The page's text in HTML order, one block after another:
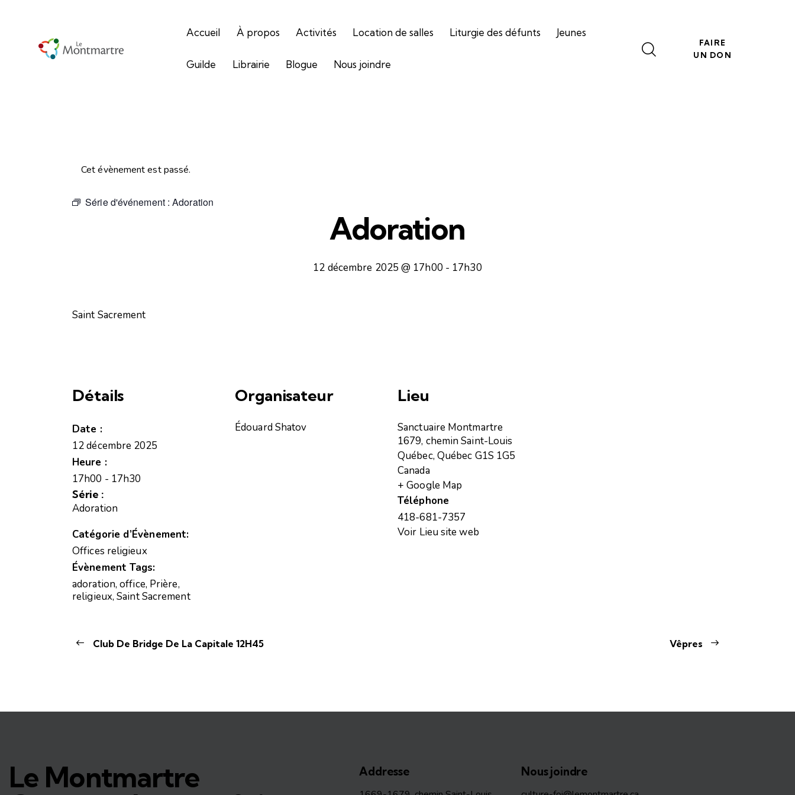
Accueil À propos Activités Location de salles Liturgie des défunts Jeunes
Guilde Librairie Blogue Nous joindre
FAIRE
UN DON
Cet évènement est passé.
Série d'événement :Adoration
Adoration
12 décembre 2025 @ 17h00 - 17h30
Saint Sacrement
Détails
Date :
12 décembre 2025
Heure :
17h00 - 17h30
Série :
Adoration
Catégorie d’Évènement:
Offices religieux
Évènement Tags:
adoration,office, Prière,
religieux,Saint Sacrement
Organisateur
Édouard Shatov
Lieu
Sanctuaire Montmartre
1679, chemin Saint-Louis
Québec, Québec G1S 1G5
Canada
+ Google Map
Téléphone
418-681-7357
Voir Lieu site web
Club De Bridge De La Capitale 12H45 Vêpres
Le Montmartre
Addresse Nous joindre